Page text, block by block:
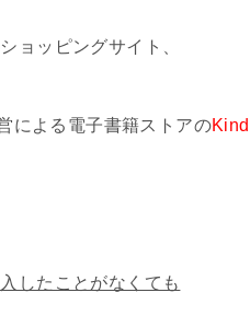
ョッピングサイト、
による電子書籍ストアの
したことがなくても